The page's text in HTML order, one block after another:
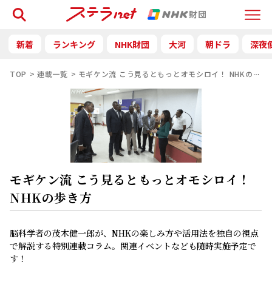
Menu
検索
新着 ランキング NHK財団 大河 朝ドラ 深夜
TOP 連載一覧 モギケン流 こう見るともっとオモシロイ！ NHKの歩き
モギケン流 こう見るともっとオモシロイ！
NHKの歩き方
脳科学者の茂木健一郎が、NHKの楽しみ方や活用法を独自の視点
で解説する特別連載コラム。関連イベントなども随時実施予定で
す！